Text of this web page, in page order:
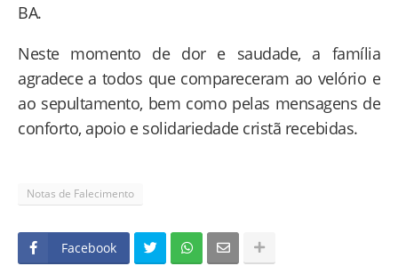
BA.
Neste momento de dor e saudade, a família
agradece a todos que compareceram ao velório e
ao sepultamento, bem como pelas mensagens de
conforto, apoio e solidariedade cristã recebidas.
Notas de Falecimento
Facebook